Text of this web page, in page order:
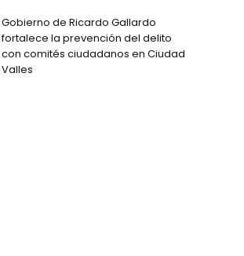
Gobierno de Ricardo Gallardo
fortalece la prevención del delito
con comités ciudadanos en Ciudad
Valles